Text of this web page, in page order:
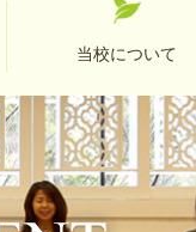
当校について